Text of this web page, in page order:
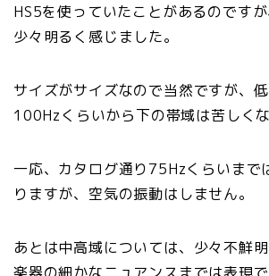
HS5を使っていたことがあるのです
少々明るく感じました。
サイズがサイズなので当然ですが、
100Hzくらいから下の帯域は苦しくな
一応、カタログ通り75Hzくらいまで
りますが、空気の振動はしません。
あとは中高域については、少々不鮮